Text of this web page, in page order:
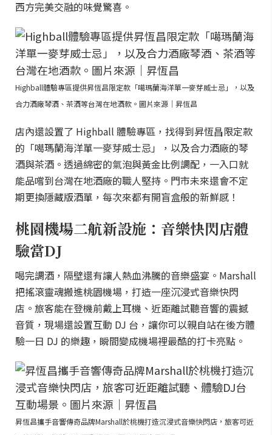
西方完美交融的味覺驚喜。
Highball體驗專區提供昇恆昌限定款「噶瑪蘭海洋單一麥芽威士忌」，以及
合力酒廠琴酒、茶酒等台灣在地酒款。圖片來源｜昇恆昌
店內還設置了 Highball 體驗專區，找得到昇恆昌限定款
的「噶瑪蘭海洋單一麥芽威士忌」，以及合力酒廠的琴
酒與茶酒。透過綿密的氣泡與黃金比例調配，一入口就
能品嚐到台灣在地酒廠的職人堅持。門市未來還會不定
期更換隱藏版酒單，每次來都有開盲盒般的新鮮感！
桃園機場二航新設施：音樂快閃店體
驗當DJ
喝完調酒，隔壁還有讓人熱血沸騰的音樂盛宴。Marshall
把搖滾靈魂搬進桃園機場，打造一座沉浸式音樂快閃
店。旅客能在登機前戴上耳機、近距離試聽音響的震撼
音質，現場還設置互動 DJ 台，讓你可以親自站在後方體
驗一日 DJ 的樂趣，瞬間變成機場裡最酷的打卡亮點。
昇恆昌攜手音響傳奇品牌Marshall於桃機打造沉浸式音樂快閃店，旅客可近